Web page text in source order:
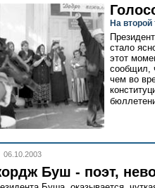
На
стало
этот
сообщил,
чем во
06.10.2003
Буш - поэт,